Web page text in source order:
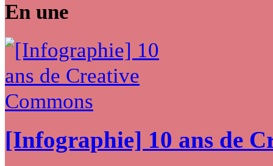
En une
[Infographie] 10 ans de